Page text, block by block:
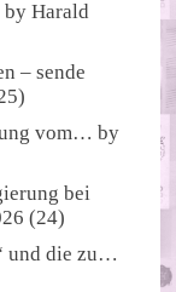
byHarald
– sende
vom… by
bei
(24)
und die zu…